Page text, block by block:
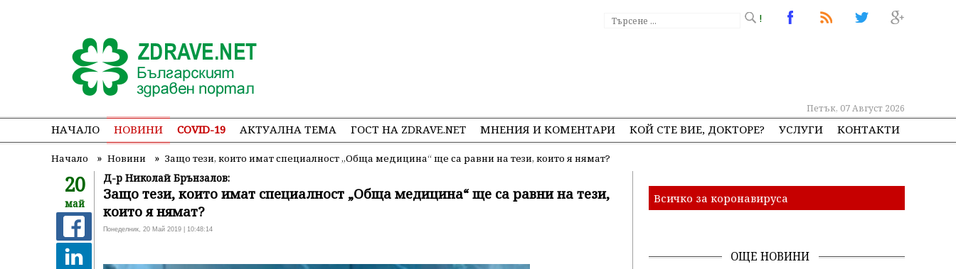
!
Петък, 07 Август 2026
НАЧАЛО НОВИНИ COVID-19 АКТУАЛНА ТЕМА ГОСТ НА ZDRAVE.NET МНЕНИЯ И КОМЕНТАРИ КОЙ СТЕ ВИЕ, ДОКТОРЕ? УСЛУГИ КОНТАКТИ
Начало » Новини » Защо тези, които имат специалност „Обща медицина“ ще са равни на тези, които я нямат?
20
май
Д-р Николай Брънзалов:
Защо тези, които имат специалност „Обща медицина“ ще са равни на тези,
които я нямат?
Понеделник, 20 Май 2019 | 10:48:14
Всичко за коронавируса
ОЩЕ НОВИНИ